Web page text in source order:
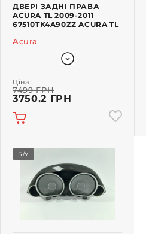
ДВЕРІ ЗАДНІ ПРАВА
ACURA TL 2009-2011
67510TK4A90ZZ ACURA TL
Acura
Ціна
7499 ГРН
3750.2 ГРН
Б/У